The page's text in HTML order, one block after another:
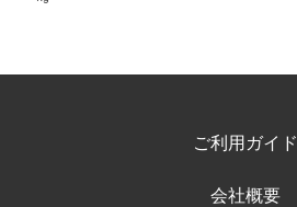
ご利用ガイド
会社概要